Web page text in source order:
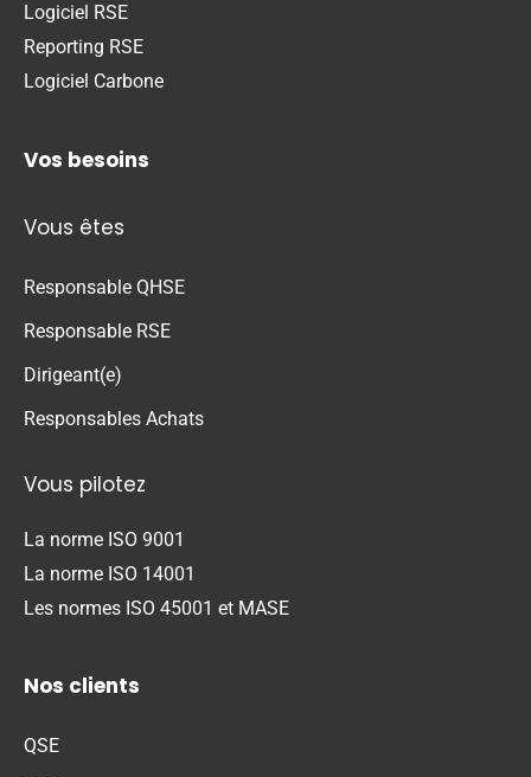
Logiciel RSE
Reporting RSE
Logiciel Carbone
Vos besoins
Vous êtes
Responsable QHSE
Responsable RSE
Dirigeant(e)
Responsables Achats
Vous pilotez
La norme ISO 9001
La norme ISO 14001
Les normes ISO 45001 et MASE
Nos clients
QSE